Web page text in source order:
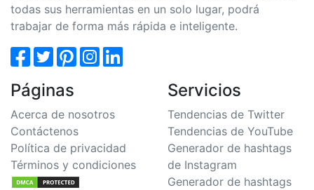
todas sus herramientas en un solo lugar, podrá
trabajar de forma más rápida e inteligente.
Páginas
Acerca de nosotros
Contáctenos
Política de privacidad
Términos y condiciones
Servicios
Tendencias de Twitter
Tendencias de YouTube
Generador de hashtags
de Instagram
Generador de hashtags